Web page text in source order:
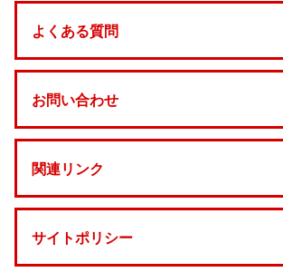
よくある質問
お問い合わせ
関連リンク
サイトポリシー